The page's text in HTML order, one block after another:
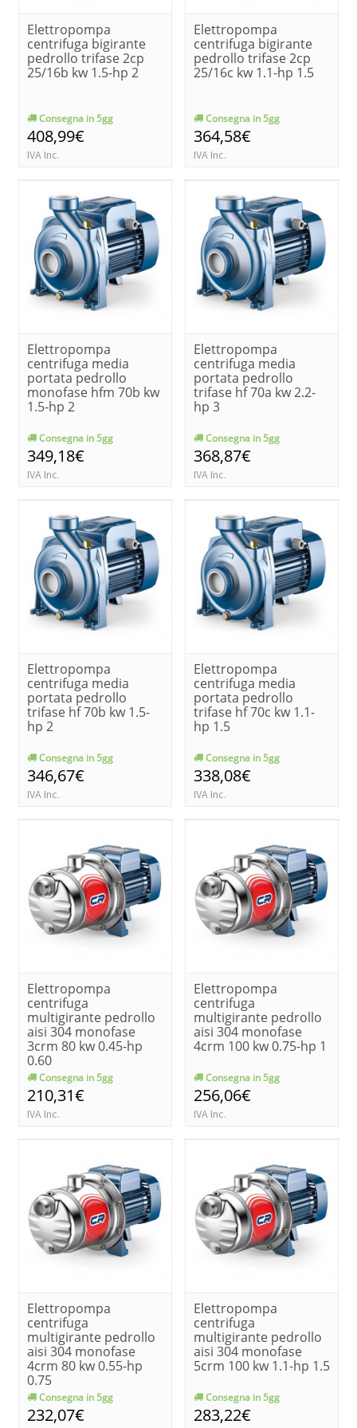
Elettropompa
centrifuga bigirante
pedrollo trifase 2cp
25/16b kw 1.5-hp 2
Consegna in 5gg
408,99€
IVA Inc.
Elettropompa
centrifuga bigirante
pedrollo trifase 2cp
25/16c kw 1.1-hp 1.5
Consegna in 5gg
364,58€
IVA Inc.
Elettropompa
centrifuga media
portata pedrollo
monofase hfm 70b kw
1.5-hp 2
Consegna in 5gg
349,18€
IVA Inc.
Elettropompa
centrifuga media
portata pedrollo
trifase hf 70a kw 2.2-
hp 3
Consegna in 5gg
368,87€
IVA Inc.
Elettropompa
centrifuga media
portata pedrollo
trifase hf 70b kw 1.5-
hp 2
Consegna in 5gg
346,67€
IVA Inc.
Elettropompa
centrifuga media
portata pedrollo
trifase hf 70c kw 1.1-
hp 1.5
Consegna in 5gg
338,08€
IVA Inc.
Elettropompa
centrifuga
multigirante pedrollo
aisi 304 monofase
3crm 80 kw 0.45-hp
0.60
Consegna in 5gg
210,31€
IVA Inc.
Elettropompa
centrifuga
multigirante pedrollo
aisi 304 monofase
4crm 100 kw 0.75-hp 1
Consegna in 5gg
256,06€
IVA Inc.
Elettropompa
centrifuga
multigirante pedrollo
aisi 304 monofase
4crm 80 kw 0.55-hp
0.75
Consegna in 5gg
232,07€
Elettropompa
centrifuga
multigirante pedrollo
aisi 304 monofase
5crm 100 kw 1.1-hp 1.5
Consegna in 5gg
283,22€